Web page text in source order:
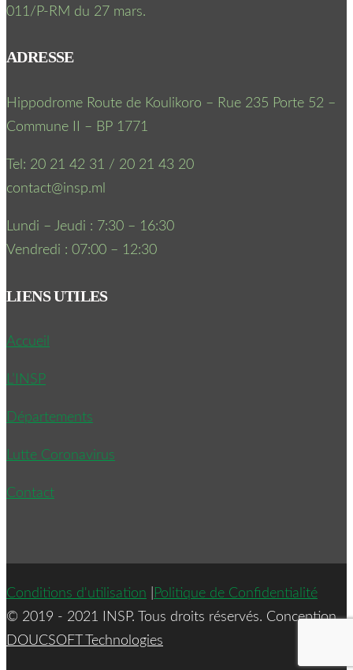
011/P-RM du 27 mars.
ADRESSE
Hippodrome Route de Koulikoro – Rue 235 Porte 52 –
Commune II – BP 1771
Tel: 20 21 42 31 / 20 21 43 20
contact@insp.ml
Lundi – Jeudi : 7:30 – 16:30
Vendredi : 07:00 – 12:30
LIENS UTILES
Accueil
L’INSP
Départements
Lutte Coronavirus
Contact
Conditions d'utilisation
Politique de Confidentialité
© 2019 - 2021 INSP. Tous droits réservés. Conception
DOUCSOFT Technologies